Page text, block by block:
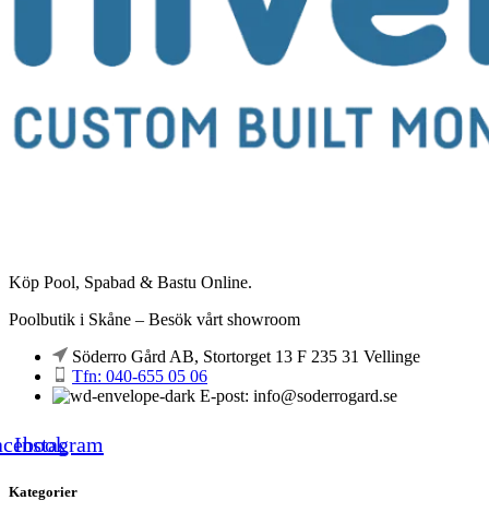
Köp Pool, Spabad & Bastu Online.
Poolbutik i Skåne – Besök vårt showroom
Söderro Gård AB, Stortorget 13 F 235 31 Vellinge
Tfn: 040-655 05 06
E-post: info@soderrogard.se
Instagram
Kategorier